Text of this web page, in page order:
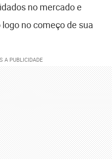
no mercado e
no começo de sua